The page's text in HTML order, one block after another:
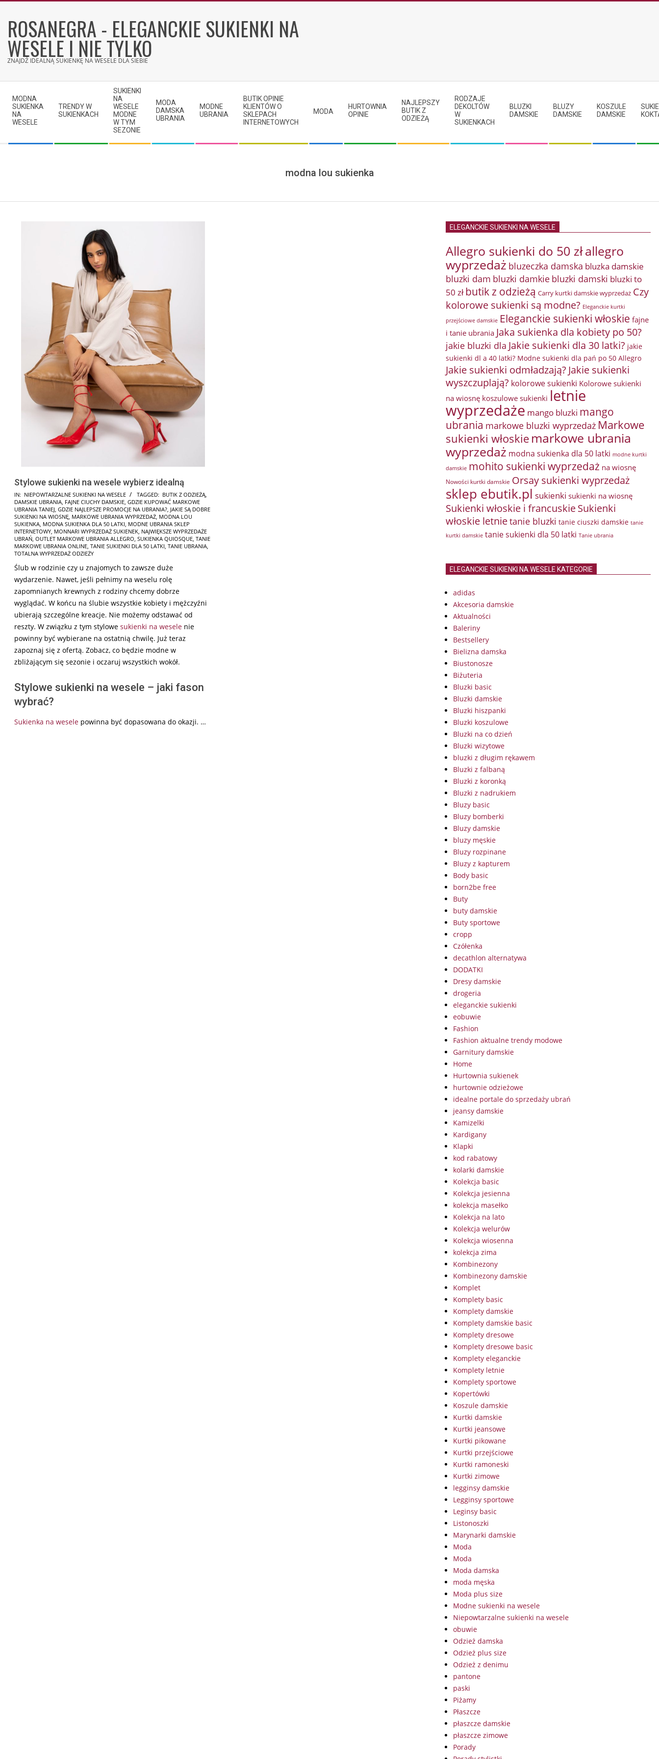
contentROSANEGRA - ELEGANCKIE SUKIENKI NA
WESELE I NIE TYLKO
ZNAJDŹ IDEALNĄ SUKIENKĘ NA WESELE DLA SIEBIE
Navigation
Menu
MODNA
SUKIENKA
NA
WESELE
TRENDY W
SUKIENKACH
SUKIENKI
NA
WESELE
MODNE
W TYM
SEZONIE
MODA
DAMSKA
UBRANIA
MODNE
UBRANIA
BUTIK OPINIE
KLIENTÓW O
SKLEPACH
INTERNETOWYCH
MODA
HURTOWNIA
OPINIE
NAJLEPSZY
BUTIK Z
ODZIEŻĄ
RODZAJE
DEKOLTÓW
W
SUKIENKACH
BLUZKI
DAMSKIE
BLUZY
DAMSKIE
KOSZULE
DAMSKIE
modna lou sukienka
Stylowe sukienki na wesele wybierz idealną
2026-
02-
08
IN: NIEPOWTARZALNE SUKIENKI NA WESELE TAGGED: BUTIK Z ODZIEŻĄ,
DAMSKIE UBRANIA, FAJNE CIUCHY DAMSKIE, GDZIE KUPOWAĆ MARKOWE
UBRANIA TANIEJ, GDZIE NAJLEPSZE PROMOCJE NA UBRANIA?, JAKIE SĄ DOBRE
SUKIENKI NA WIOSNĘ, MARKOWE UBRANIA WYPRZEDAŻ, MODNA LOU
SUKIENKA, MODNA SUKIENKA DLA 50 LATKI, MODNE UBRANIA SKLEP
INTERNETOWY, MONNARI WYPRZEDAŻ SUKIENEK, NAJWIĘKSZE WYPRZEDAŻE
UBRAŃ, OUTLET MARKOWE UBRANIA ALLEGRO, SUKIENKA QUIOSQUE, TANIE
MARKOWE UBRANIA ONLINE, TANIE SUKIENKI DLA 50 LATKI, TANIE UBRANIA,
TOTALNA WYPRZEDAŻ ODZIEŻY
Ślub w rodzinie czy u znajomych to zawsze duże
wydarzenie. Nawet, jeśli pełnimy na weselu rolę
zapomnianych krewnych z rodziny chcemy dobrze
wyglądać. W końcu na ślubie wszystkie kobiety i mężczyźni
ubierają szczególne kreacje. Nie możemy odstawać od
reszty. W związku z tym stylowe sukienki na wesele nie
powinny być wybierane na ostatnią chwilę. Już teraz
zapoznaj się z ofertą. Zobacz, co będzie modne w
zbliżającym się sezonie i oczaruj wszystkich wokół.
Stylowe sukienki na wesele – jaki fason
wybrać?
Sukienka na wesele powinna być dopasowana do okazji. …
ELEGANCKIE SUKIENKI NA WESELE
Allegro sukienki do 50 złallegro
wyprzedaż bluzeczka damska bluzka damskie
bluzki dam bluzki damkie bluzki damski bluzki to
50 zł butik z odzieżą Carry kurtki damskie wyprzedaż Czy
kolorowe sukienki są modne? Eleganckie kurtki
przejściowe damskie Eleganckie sukienki włoskie fajne
i tanie ubrania Jaka sukienka dla kobiety po 50?
jakie bluzki dla Jakie sukienki dla 30 latki? jakie
sukienki dl a 40 latki? Modne sukienki dla pań po 50 Allegro
Jakie sukienki odmładzają? Jakie sukienki
wyszczuplają? kolorowe sukienki Kolorowe sukienki
na wiosnę koszulowe sukienki letnie
wyprzedaże mango bluzki mango
ubrania markowe bluzki wyprzedaż Markowe
sukienki włoskie markowe ubrania
wyprzedaż modna sukienka dla 50 latki modne kurtki
damskie mohito sukienki wyprzedaż na wiosnę
Nowości kurtki damskie Orsay sukienki wyprzedaż
sklep ebutik.pl sukienki sukienki na wiosnę
Sukienki włoskie i francuskieSukienki
włoskie letnietanie bluzki tanie ciuszki damskie tanie
kurtki damskie tanie sukienki dla 50 latki Tanie ubrania
ELEGANCKIE SUKIENKI NA WESELE KATEGORIE
adidas
Akcesoria damskie
Aktualności
Baleriny
Bestsellery
Bielizna damska
Biustonosze
Biżuteria
Bluzki basic
Bluzki damskie
Bluzki hiszpanki
Bluzki koszulowe
Bluzki na co dzień
Bluzki wizytowe
bluzki z długim rękawem
Bluzki z falbaną
Bluzki z koronką
Bluzki z nadrukiem
Bluzy basic
Bluzy bomberki
Bluzy damskie
bluzy męskie
Bluzy rozpinane
Bluzy z kapturem
Body basic
born2be free
Buty
buty damskie
Buty sportowe
cropp
Czółenka
decathlon alternatywa
DODATKI
Dresy damskie
drogeria
eleganckie sukienki
eobuwie
Fashion
Fashion aktualne trendy modowe
Garnitury damskie
Home
Hurtownia sukienek
hurtownie odzieżowe
idealne portale do sprzedaży ubrań
jeansy damskie
Kamizelki
Kardigany
Klapki
kod rabatowy
kolarki damskie
Kolekcja basic
Kolekcja jesienna
kolekcja masełko
Kolekcja na lato
Kolekcja welurów
Kolekcja wiosenna
kolekcja zima
Kombinezony
Kombinezony damskie
Komplet
Komplety basic
Komplety damskie
Komplety damskie basic
Komplety dresowe
Komplety dresowe basic
Komplety eleganckie
Komplety letnie
Komplety sportowe
Kopertówki
Koszule damskie
Kurtki damskie
Kurtki jeansowe
Kurtki pikowane
Kurtki przejściowe
Kurtki ramoneski
Kurtki zimowe
legginsy damskie
Legginsy sportowe
Leginsy basic
Listonoszki
Marynarki damskie
Moda
Moda
Moda damska
moda męska
Moda plus size
Modne sukienki na wesele
Niepowtarzalne sukienki na wesele
obuwie
Odzież damska
Odzież plus size
Odzież z denimu
pantone
paski
Piżamy
Płaszcze
płaszcze damskie
płaszcze zimowe
Porady